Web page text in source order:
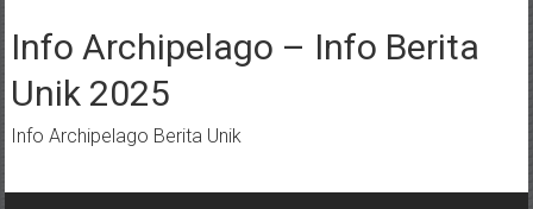
ke
konten
Info Archipelago – Info Berita
Unik 2025
Info Archipelago Berita Unik